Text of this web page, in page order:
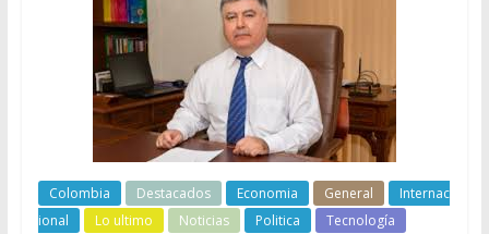
Colombia Destacados Economia General
Internac
ional
Lo ultimo Noticias Politica Tecnología